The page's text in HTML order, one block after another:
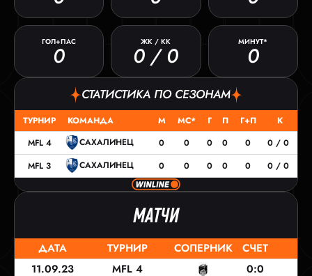
ГОЛ+ПАС
0
ЖК / КК
0 / 0
МИНУТ*
0
СТАТИСТИКА ПО СЕЗОНАМ
ТУРНИР КОМАНДА М МС* Г П Г+П
К
MFL 4
САХАЛИНЕЦ 0 0 0 0 0
0 / 0
MFL 3
САХАЛИНЕЦ 0 0 0 0 0 0 / 0
МАТЧИ
ДАТА ТУРНИР СОПЕРНИК
СЧЕТ
11.09.23
MFL 4 0:0